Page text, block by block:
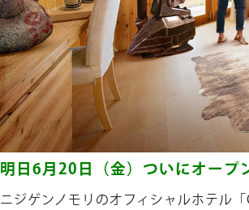
明日6月20日（金）ついにオープ
ニジゲンノモリのオフィシャルホテル